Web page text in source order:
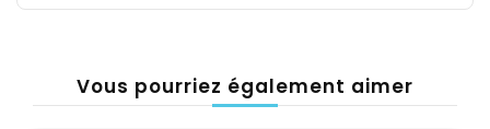
Vous pourriez également aimer